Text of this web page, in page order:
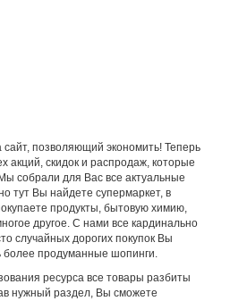
позволяющий экономить! Теперь
акций, скидок и распродаж, которые
собрали для Вас все актуальные
тут Вы найдете супермаркет, в
продукты, бытовую химию,
другое. С нами все кардинально
случайных дорогих покупок Вы
более продуманные шопинги.
ресурса все товары разбиты
нужный раздел, Вы сможете